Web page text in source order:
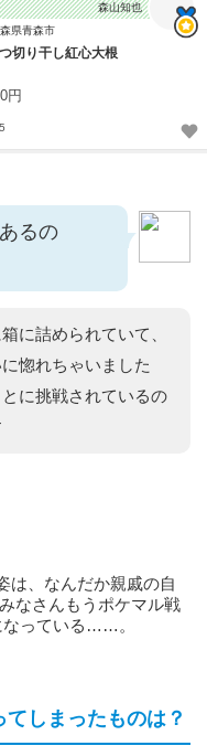
森山知也
県青森市
切り干し紅心大根
円
るの
に詰められていて、
惚れちゃいました
に挑戦されているの
は、なんだか親戚の自
なさんもうポケマル戦
なっている……。
しまったものは？